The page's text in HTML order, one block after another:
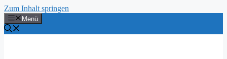
Zum Inhalt springen
Menü